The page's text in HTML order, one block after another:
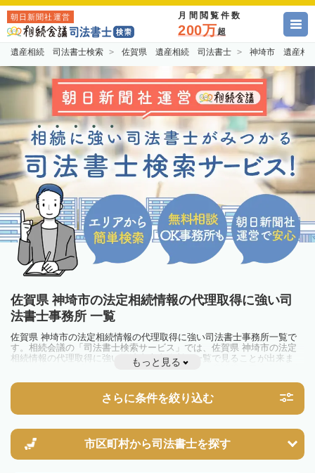
朝日新聞社運営 月間閲覧件数
200万超
遺産相続 司法書士検索 佐賀県 遺産相続 司法書士 神埼市 遺産相
佐賀県 神埼市の法定相続情報の代理取得に強い司
法書士事務所 一覧
佐賀県 神埼市の法定相続情報の代理取得に強い司法書士事務所一覧で
す。相続会議の「司法書士検索サービス」では、佐賀県 神埼市の法定
相続情報の代理取得に強い司法書士事務所を一覧で見ることが出来ま
す。相続のトラブルやお悩みを抱えている方は一度近隣の司法書士に相
もっと見る
さらに条件を絞り込む
市区町村から司法書士を探す